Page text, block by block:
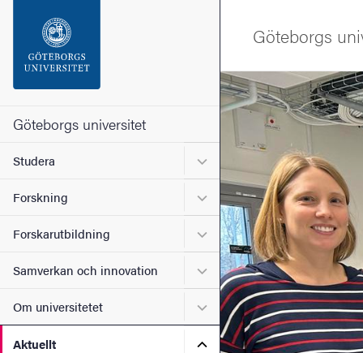
Sidfoten
Om webbplatsen
Göteborgs universitet
Studera Undermeny för Studera
Forskning Undermeny för Forskning
Forskarutbildning Undermeny för
Samverkan och innovation Undermeny för
Om universitetet Undermeny för Om
Aktuellt Undermeny för Aktuellt
Göteborgs
Bild